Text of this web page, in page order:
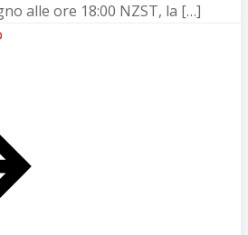
alle ore 18:00 NZST, la […]